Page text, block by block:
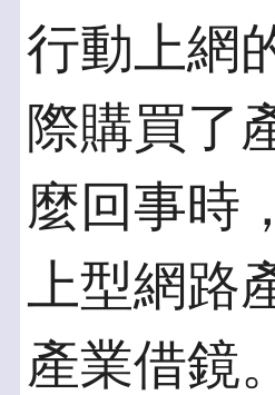
行動上網
際購買了
麼回事時
上型網
產業借鏡。